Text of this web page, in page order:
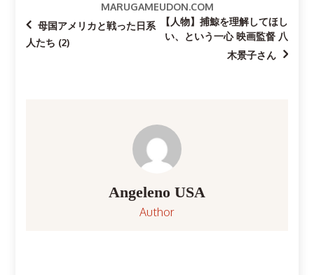
MARUGAMEUDON.COM
投母国アメリカと戦った日系
人たち (2)
【人物】捕鯨を理解してほし
い、という一心 映画監督 八
木景子さん
Angeleno USA
Author